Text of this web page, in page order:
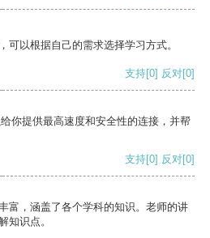
可以根据自己的需求选择学习方式。
支持[0] 反对[0]
你提供最高速度和安全性的连接，并帮
支持[0] 反对[0]
富，涵盖了各个学科的知识。老师的讲
知识点。